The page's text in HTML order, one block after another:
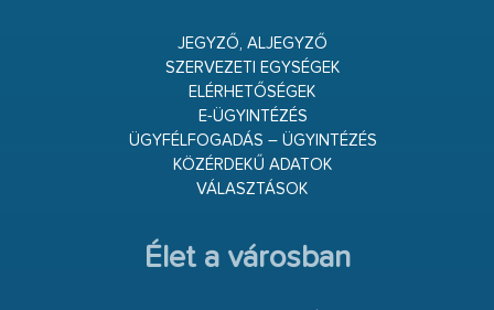
JEGYZŐ, ALJEGYZŐ
SZERVEZETI EGYSÉGEK
ELÉRHETŐSÉGEK
E-ÜGYINTÉZÉS
ÜGYFÉLFOGADÁS – ÜGYINTÉZÉS
KÖZÉRDEKŰ ADATOK
VÁLASZTÁSOK
Élet a városban